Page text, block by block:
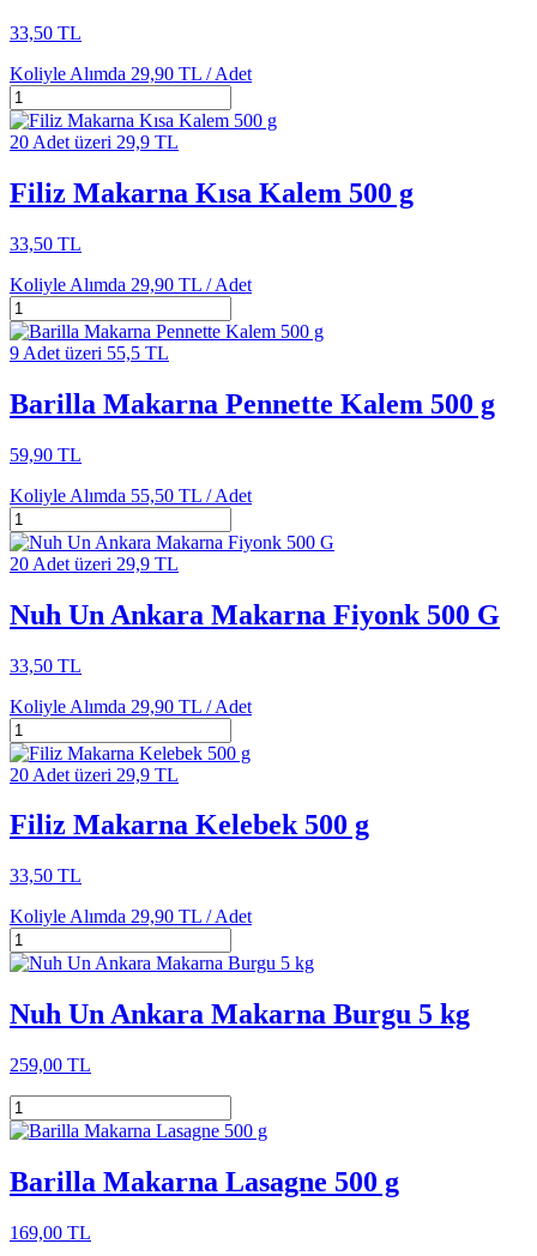
33,50 TL
Koliyle Alımda 29,90 TL /Adet
20 Adet üzeri 29,9 TL
Filiz Makarna Kısa Kalem 500 g
33,50 TL
Koliyle Alımda 29,90 TL /Adet
9 Adet üzeri 55,5 TL
Barilla Makarna Pennette Kalem 500 g
59,90 TL
Koliyle Alımda 55,50 TL /Adet
20 Adet üzeri 29,9 TL
Nuh Un Ankara Makarna Fiyonk 500 G
33,50 TL
Koliyle Alımda 29,90 TL /Adet
20 Adet üzeri 29,9 TL
Filiz Makarna Kelebek 500 g
33,50 TL
Koliyle Alımda 29,90 TL /Adet
Nuh Un Ankara Makarna Burgu 5 kg
259,00 TL
Barilla Makarna Lasagne 500 g
169,00 TL